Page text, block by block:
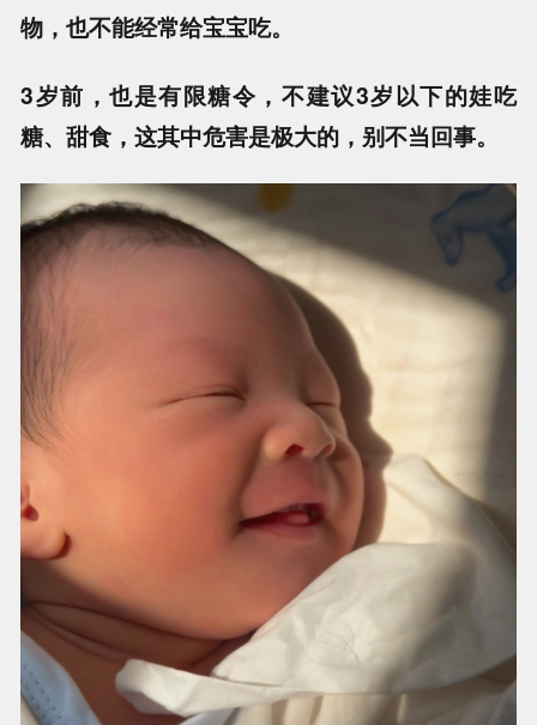
物，也不能经常给宝宝吃。
3岁前，也是有限糖令，不建议3岁以下的娃吃
糖、甜食，这其中危害是极大的，别不当回事。